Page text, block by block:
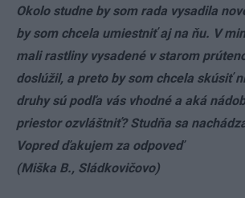
Okolo studne by som rada vysadila
by som chcela umiestniť aj na ňu. V
mali rastliny vysadené v starom
doslúžil, a preto by som chcela skúsiť
druhy sú podľa vás vhodné a aká
priestor ozvláštniť? Studňa sa
Vopred ďakujem za odpoveď
(Miška B., Sládkovičovo)